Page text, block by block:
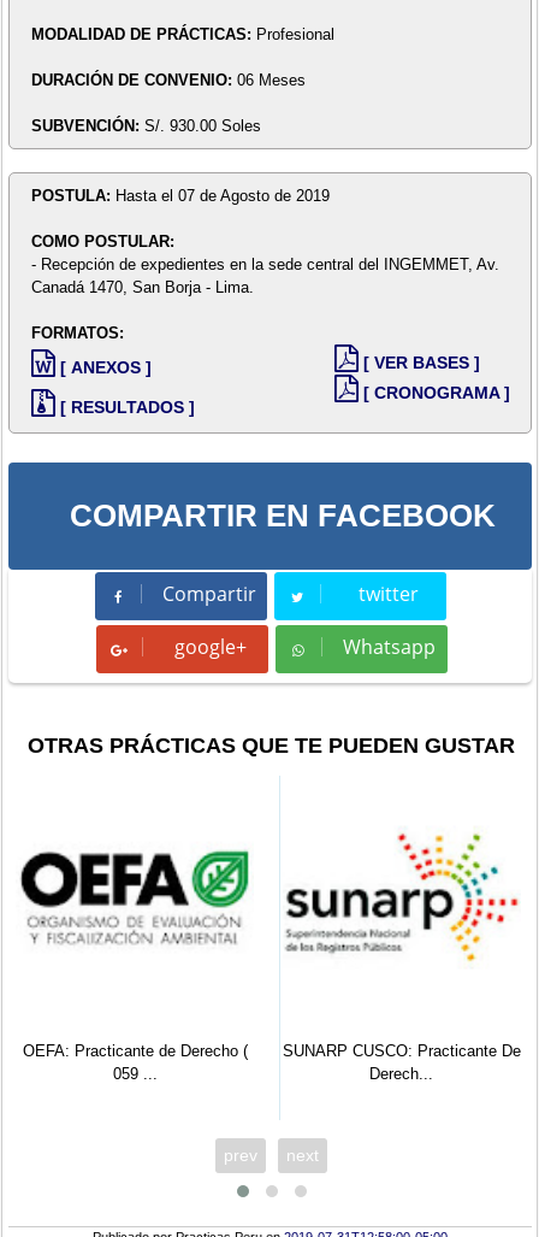
MODALIDAD DE PRÁCTICAS: Profesional
DURACIÓN DE CONVENIO: 06 Meses
SUBVENCIÓN: S/. 930.00 Soles
POSTULA: Hasta el 07 de Agosto de 2019
COMO POSTULAR:
- Recepción de expedientes en la sede central del INGEMMET, Av.
Canadá 1470, San Borja - Lima.
FORMATOS:
[ ANEXOS ]
[ RESULTADOS ]
[ VER BASES ]
[ CRONOGRAMA ]
COMPARTIR EN FACEBOOK
Compartir
Compartir twitter
Tweet
google+ Whatsapp
Whatsapp
OTRAS PRÁCTICAS QUE TE PUEDEN GUSTAR
OEFA: Practicante de Derecho (
059 ...
SUNARP CUSCO: Practicante De
Derech...
prev next